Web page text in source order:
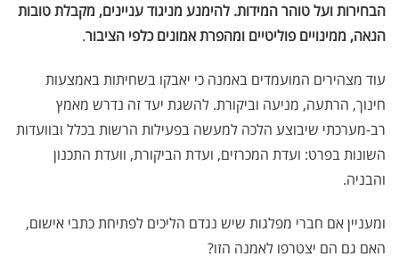
הבחירות ועל טוהר המידות. להימנע מניגוד עניינים, מקבלת טובות
הנאה, ממינויים פוליטיים ומהפרת אמונים כלפי הציבור.
עוד מצהירים המועמדים באמנה כי יאבקו בשחיתות באמצעות
חינוך, הרתעה, מניעה וביקורת. להשגת יעד זה נדרש מאמץ
רב-מערכתי שיבוצע הלכה למעשה בפעילות הרשות בכלל ובוועדות
השונות בפרט: ועדת המכרזים, ועדת הביקורת, וועדת התכנון
והבניה.
ומעניין אם חברי מפלגות שיש נגדם הליכים לפתיחת כתבי אישום,
האם גם הם יצטרפו לאמנה הזו?